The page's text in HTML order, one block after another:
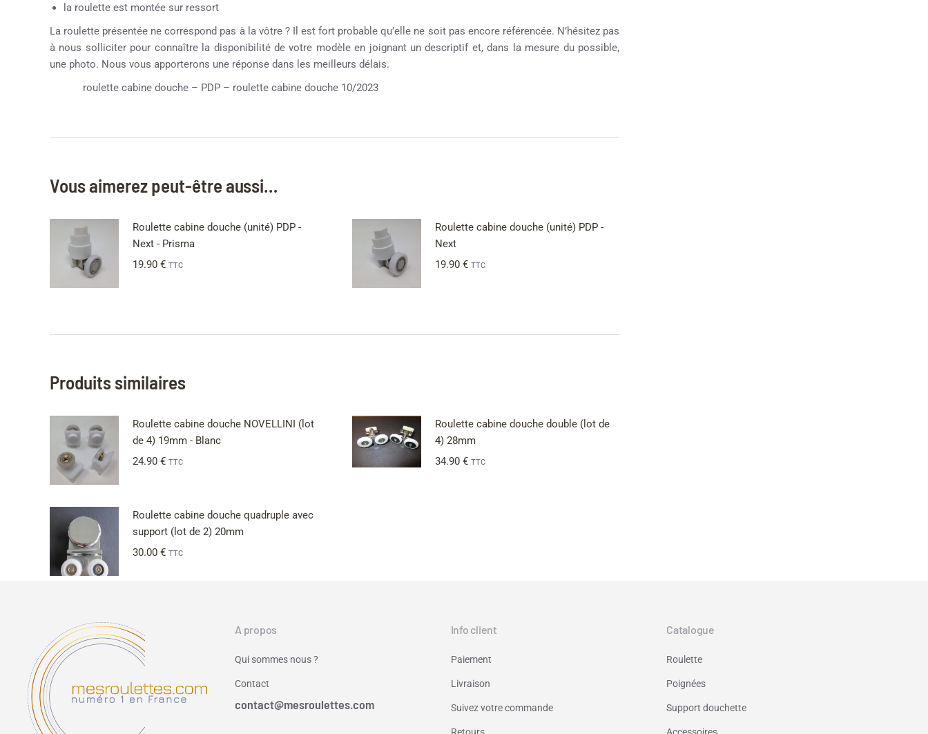
la roulette est montée sur ressort
La roulette présentée ne correspond pas à la vôtre ? Il est fort probable qu’elle ne soit pas encore référencée. N’hésitez pas
à nous solliciter pour connaître la disponibilité de votre modèle en joignant un descriptif et, dans la mesure du possible,
une photo. Nous vous apporterons une réponse dans les meilleurs délais.
roulette cabine douche – PDP – roulette cabine douche 10/2023
Vous aimerez peut-être aussi…
Roulette cabine douche (unité) PDP -
Next - Prisma
19.90 € TTC
Roulette cabine douche (unité) PDP -
Next
19.90 € TTC
Produits similaires
Roulette cabine douche NOVELLINI (lot
de 4) 19mm - Blanc
24.90 € TTC
Roulette cabine douche double (lot de
4) 28mm
34.90 € TTC
Roulette cabine douche quadruple avec
support (lot de 2) 20mm
30.00 € TTC
A propos
Qui sommes nous ?
Contact
contact@mesroulettes.com
Info client
Paiement
Livraison
Suivez votre commande
Catalogue
Roulette
Poignées
Support douchette